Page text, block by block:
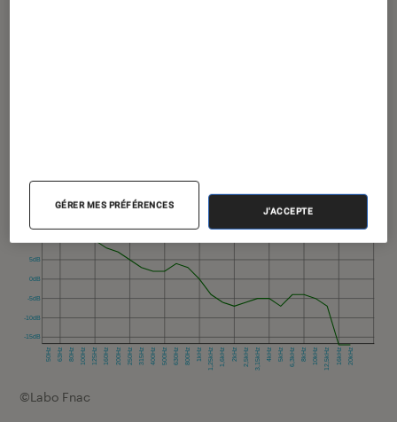
©Labo Fnac
GÉRER MES PRÉFÉRENCES
J'ACCEPTE